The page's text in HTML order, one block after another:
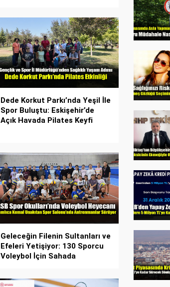
Dede Korkut Parkı’nda Yeşil İle
Spor Buluştu: Eskişehir’de
Açık Havada Pilates Keyfi
Geleceğin Filenin Sultanları ve
Efeleri Yetişiyor: 130 Sporcu
Voleybol İçin Sahada